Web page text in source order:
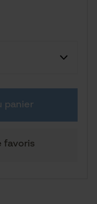
panier
favoris